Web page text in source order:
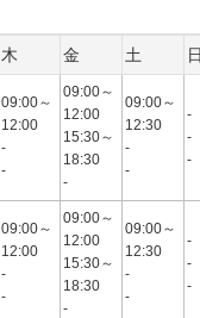
木 金 土
09:00～
12:00
-
-
09:00～
12:00
15:30～
18:30
-
09:00～
12:30
-
-
-
-
-
09:00～
12:00
-
-
09:00～
12:00
15:30～
18:30
-
09:00～
12:30
-
-
-
-
-